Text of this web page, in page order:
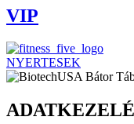
VIP
NYERTESEK